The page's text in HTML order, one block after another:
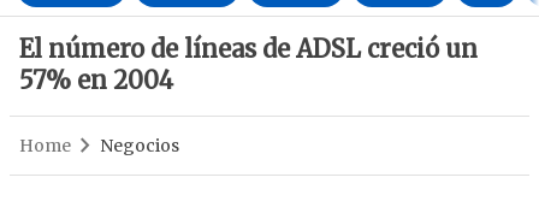
El número de líneas de ADSL creció un
57% en 2004
Home Negocios